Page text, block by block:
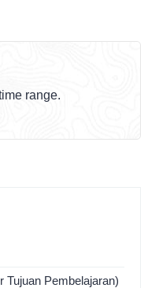
range.
Tujuan Pembelajaran)